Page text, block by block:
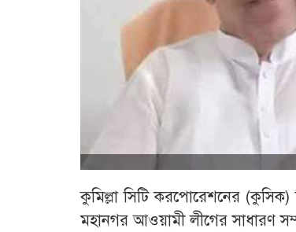
কুমিল্লা সিটি করপোরেশনের
মহানগর আওয়ামী লীগের সাধারণ